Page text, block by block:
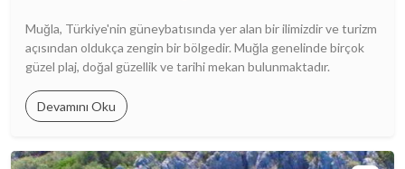
Muğla, Türkiye'nin güneybatısında yer alan bir ilimizdir ve turizm
açısından oldukça zengin bir bölgedir. Muğla genelinde birçok
güzel plaj, doğal güzellik ve tarihi mekan bulunmaktadır.
Devamını Oku